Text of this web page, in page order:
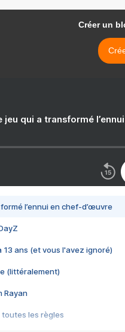
Créer un
jeu qui a transformé
l’ennui en chef-d’œuvre
13 ans (et vous l'avez ignoré)
(littéralement)
Rayan
toutes les règles